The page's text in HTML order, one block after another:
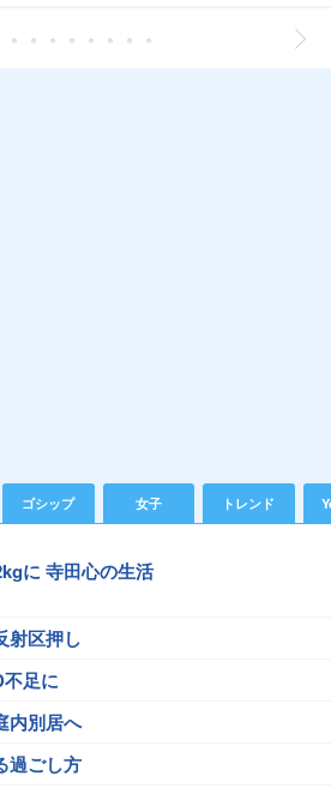
ゴシップ 女子 トレンド
に 寺田心の生活
射区押し
足に
内別居へ
過ごし方